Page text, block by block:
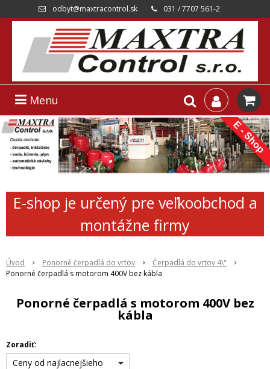
odbyt@maxtracontrol.sk 031 / 7707 561-2
Menu
E-shop je určený pre veľkoobchod a
montážne firmy
Úvod Ponorné čerpadlá do vrtov
Čerpadlá do vrtov 4\"
Ponorné čerpadlá s motorom 400V bez kábla
Ponorné čerpadlá s motorom 400V bez
kábla
Zoradiť:
Ceny od najlacnejšieho